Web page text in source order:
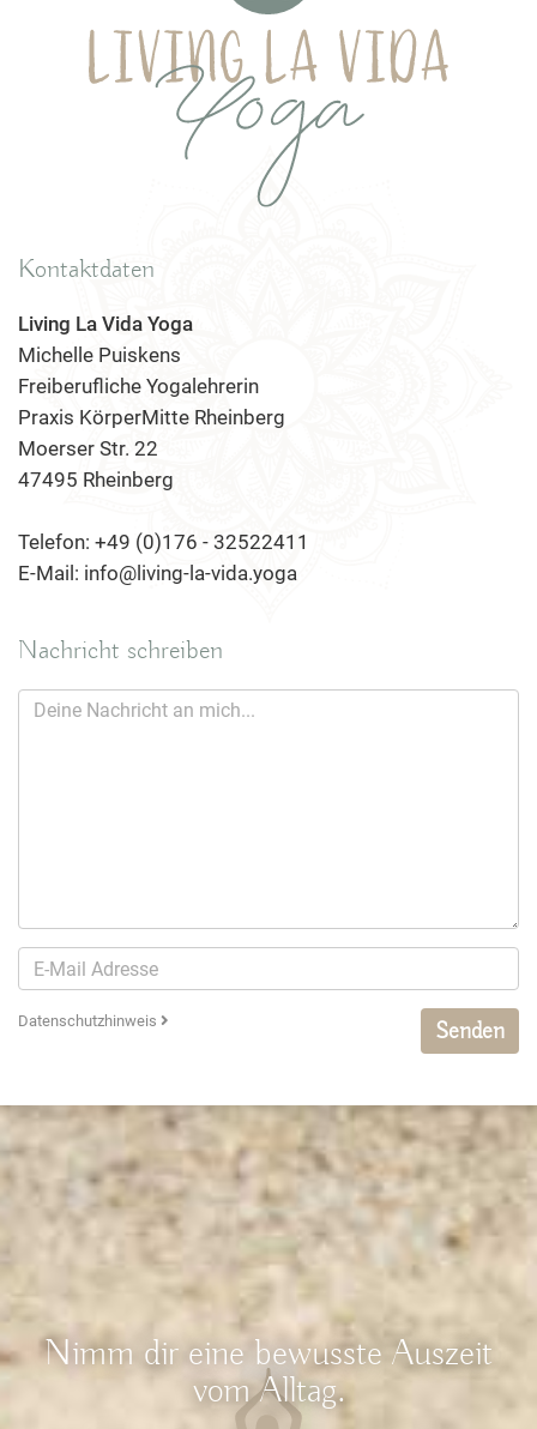
Kontaktdaten
Living La Vida Yoga
Michelle Puiskens
Freiberufliche Yogalehrerin
Praxis KörperMitte Rheinberg
Moerser Str. 22
47495 Rheinberg
Telefon: +49 (0)176 - 32522411
E-Mail: info@living-la-vida.yoga
Nachricht schreiben
Datenschutzhinweis Senden
Nimm dir eine bewusste Auszeit
vom Alltag.